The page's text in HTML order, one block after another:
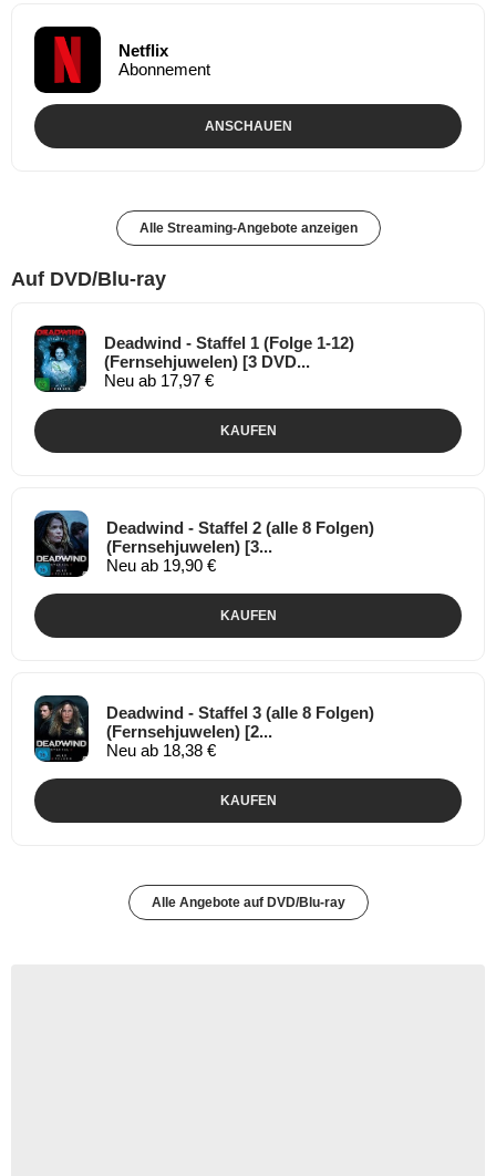
Netflix
Abonnement
ANSCHAUEN
Alle Streaming-Angebote anzeigen
Auf DVD/Blu-ray
Deadwind - Staffel 1 (Folge 1-12)
(Fernsehjuwelen) [3 DVD...
Neu ab 17,97 €
KAUFEN
Deadwind - Staffel 2 (alle 8 Folgen)
(Fernsehjuwelen) [3...
Neu ab 19,90 €
KAUFEN
Deadwind - Staffel 3 (alle 8 Folgen)
(Fernsehjuwelen) [2...
Neu ab 18,38 €
KAUFEN
Alle Angebote auf DVD/Blu-ray